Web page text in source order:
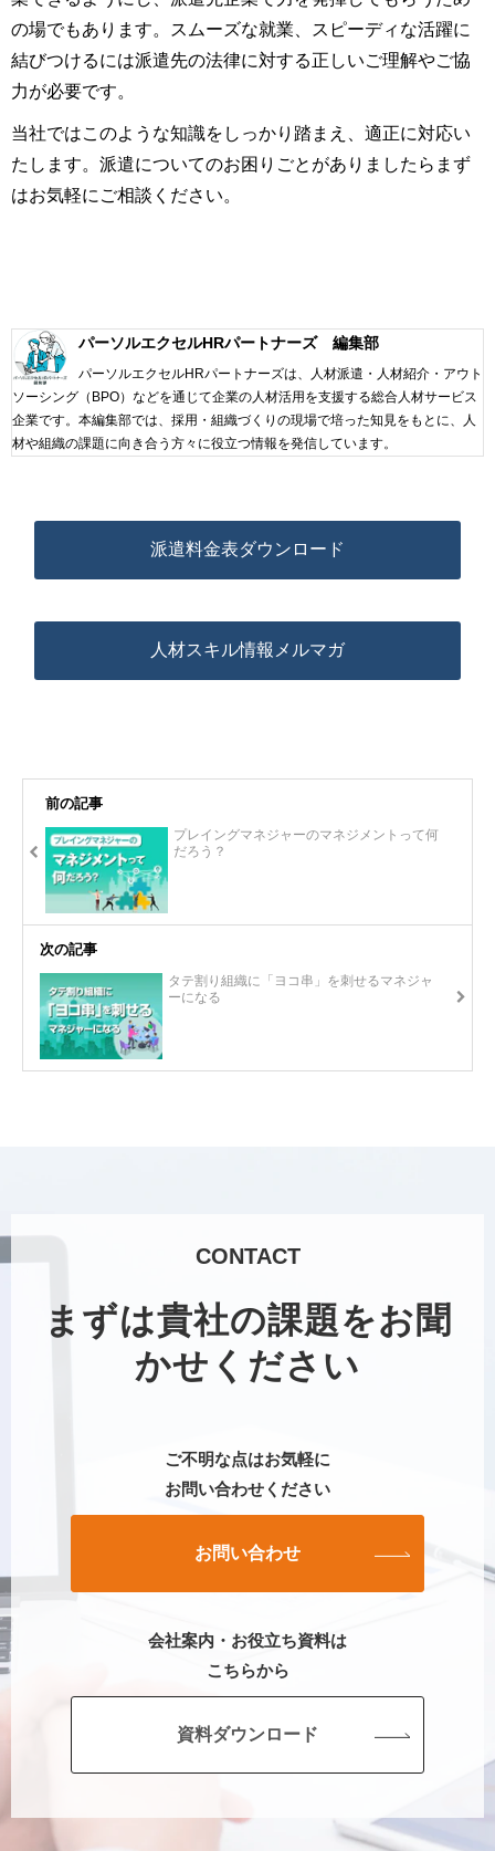
の場でもあります。スムーズな就業、スピーディな活躍に
結びつけるには派遣先の法律に対する正しいご理解やご協
力が必要です。
当社ではこのような知識をしっかり踏まえ、適正に対応い
たします。派遣についてのお困りごとがありましたらまず
はお気軽にご相談ください。
パーソルエクセルHRパートナーズ 編集部
パーソルエクセルHRパートナーズは、人材派遣・人材紹介・アウト
ソーシング（BPO）などを通じて企業の人材活用を支援する総合人材サービス
企業です。本編集部では、採用・組織づくりの現場で培った知見をもとに、人
材や組織の課題に向き合う方々に役立つ情報を発信しています。
派遣料金表ダウンロード
人材スキル情報メルマガ
前の記事
プレイングマネジャーのマネジメントって何
だろう？
次の記事
タテ割り組織に「ヨコ串」を刺せるマネジャ
ーになる
CONTACT
まずは貴社の課題をお聞
かせください
ご不明な点はお気軽に
お問い合わせください
お問い合わせ
会社案内・お役立ち資料は
こちらから
資料ダウンロード